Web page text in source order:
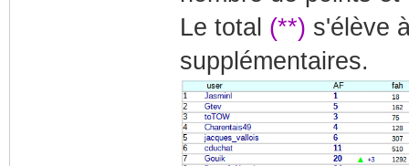
Le total (**) s'élève
supplémentaires.